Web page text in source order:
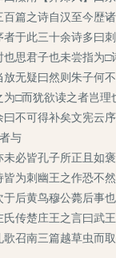
篇之诗自汉至今
于此三十余诗多曰
思君子也未尝指
无疑曰然则朱子何
□而犹欲读之者岂
不可得补矣文宪
与
皆孔子所正且如
为刺幽王之作恐不
后黄鸟穆公薨后事
传楚庄王之言曰武
召南三篇越草虫而